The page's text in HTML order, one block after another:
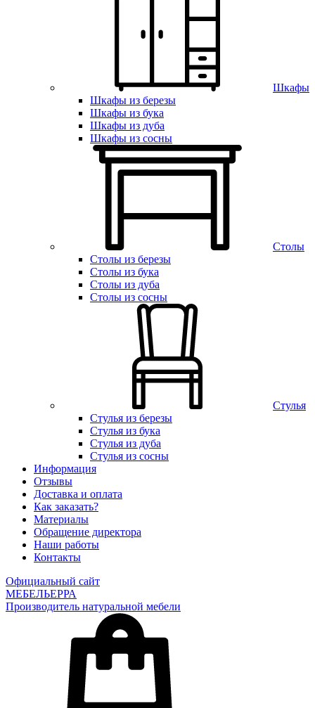
Шкафы
Шкафы из березы
Шкафы из бука
Шкафы из дуба
Шкафы из сосны
Столы
Столы из березы
Столы из бука
Столы из дуба
Столы из сосны
Стулья
Стулья из березы
Стулья из бука
Стулья из дуба
Стулья из сосны
Информация
Отзывы
Доставка и оплата
Как заказать?
Материалы
Обращение директора
Наши работы
Контакты
Официальный сайт
МЕБЕЛЬЕРРА
Производитель натуральной мебели